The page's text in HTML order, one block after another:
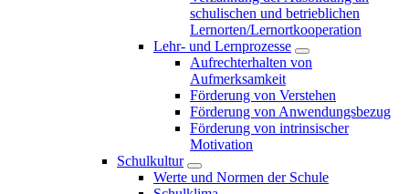
schulischen und betrieblichen
Lernorten/Lernortkooperation
Lehr- und Lernprozesse
Aufrechterhalten von
Aufmerksamkeit
Förderung von Verstehen
Förderung von Anwendungsbezug
Förderung von intrinsischer
Motivation
Schulkultur
Werte und Normen der Schule